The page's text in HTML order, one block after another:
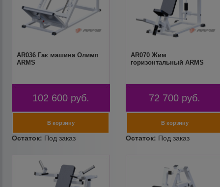
AR036 Гак машина Олимп
ARMS
102 600 руб.
AR070 Жим
горизонтальный ARMS
72 700 руб.